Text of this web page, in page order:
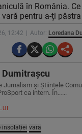
în România.
pentru a-ți
12:42 Autor: Loredana
Dumitrașcu
Jurnalism și Științele
ca intern. În…...
insolației vara